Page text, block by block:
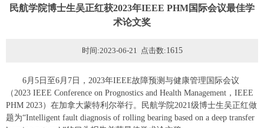
民航学院博士生吴正红获2023年IEEE PHM国际会议最佳学
术论文奖
时间:2023-06-21 点击数:1615
6月5日至6月7日，2023年IEEE故障预测与健康管理国际会议
（2023 IEEE Conference on Prognostics and Health Management，IEEE
PHM 2023）在加拿大蒙特利尔举行。民航学院2021级博士生吴正红做
题为“Intelligent fault diagnosis of rolling bearing based on a deep transfer